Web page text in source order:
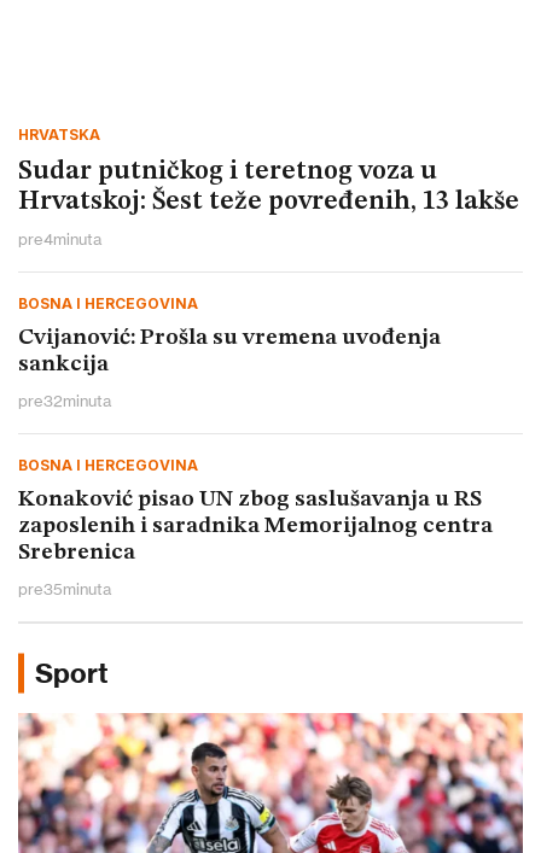
HRVATSKA
Sudar putničkog i teretnog voza u
Hrvatskoj: Šest teže povređenih, 13 lakše
pre4minuta
BOSNA I HERCEGOVINA
Cvijanović: Prošla su vremena uvođenja
sankcija
pre32minuta
BOSNA I HERCEGOVINA
Konaković pisao UN zbog saslušavanja u RS
zaposlenih i saradnika Memorijalnog centra
Srebrenica
pre35minuta
Sport